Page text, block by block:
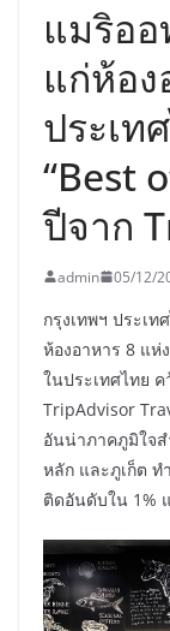
แมริออ
แก่ห้อง
ประเท
“Best
ปีจาก
admin 05/12/
กรุงเทพฯ ประเ
ห้องอาหาร 8 แห่
ในประเทศไทย ค
TripAdvisor
อันน่าภาคภูมิใจส
หลัก และภูเก็ต ท
ติดอันดับใน 1%